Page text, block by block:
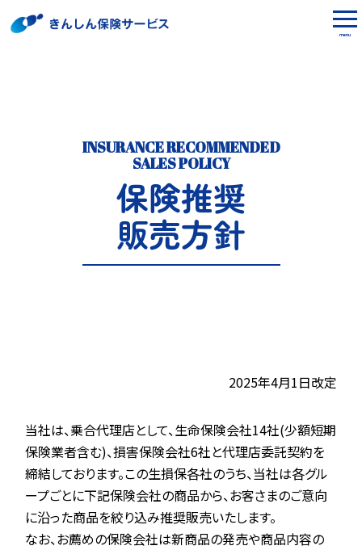
menu
INSURANCE RECOMMENDED
SALES POLICY
保険推奨
販売方針
2025年4月1日改定
当社は、乗合代理店として、生命保険会社14社(少額短期
保険業者含む)、損害保険会社6社と代理店委託契約を
締結しております。この生損保各社のうち、当社は各グル
ープごとに下記保険会社の商品から、お客さまのご意向
に沿った商品を絞り込み推奨販売いたします。
なお、お薦めの保険会社は新商品の発売や商品内容の